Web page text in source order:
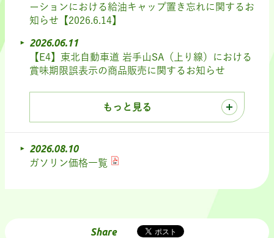
ーションにおける給油キャップ置き忘れに関するお
知らせ【2026.6.14】
2026.06.11
【E4】東北自動車道 岩手山SA（上り線）における
賞味期限誤表示の商品販売に関するお知らせ
もっと見る
2026.08.10
ガソリン価格一覧
Share